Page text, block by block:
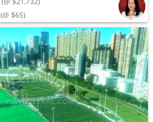
(@ $65)